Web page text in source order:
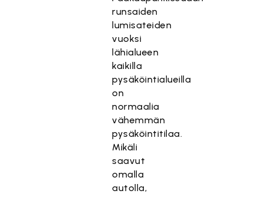
runsaiden
lumisateiden
vuoksi
lähialueen
kaikilla
pysäköintialueilla
on
normaalia
vähemmän
pysäköintitilaa.
Mikäli
saavut
omalla
autolla,